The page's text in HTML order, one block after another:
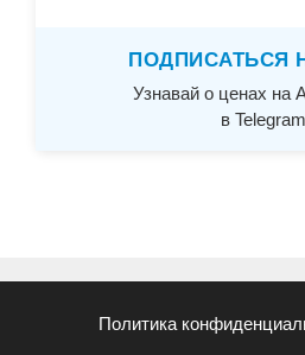
ПОДПИСАТЬСЯ
Узнавай о ценах на
в
Политика